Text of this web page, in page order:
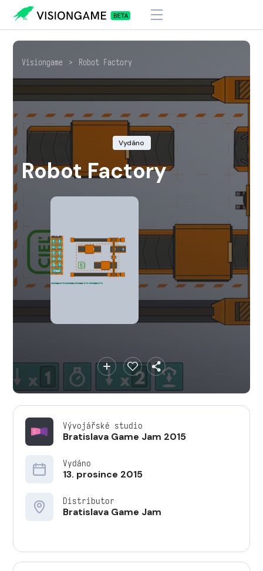
Visiongame > Robot Factory
Vydáno
Robot Factory
Vývojářské studio
Bratislava Game Jam 2015
Vydáno
13. prosince 2015
Distributor
Bratislava Game Jam